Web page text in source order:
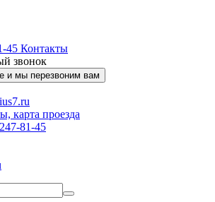
45 Контакты
звонок
и мы перезвоним вам
карта проезда
81-45